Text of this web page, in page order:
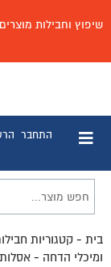
שיפוץ וחבילות מוצרים
התחבר
בית - קטגוריות
ומיכלי הדחה -